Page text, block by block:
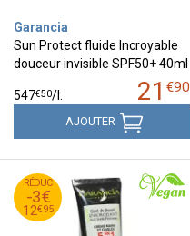
Garancia
Sun Protect fluide Incroyable
douceur invisible SPF50+ 40ml
21 €90
547€50/
AJOUTER
RÉDUC
-3€
12€95
15
€
95
12
€
95